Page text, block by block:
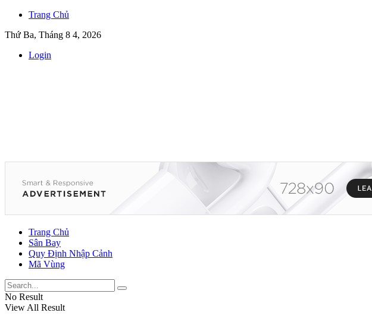
Trang Chủ
Thứ Ba, Tháng 8 4, 2026
Login
Trang Chủ
Sân Bay
Quy Định Nhập Cảnh
Mã Vùng
No Result
View All Result